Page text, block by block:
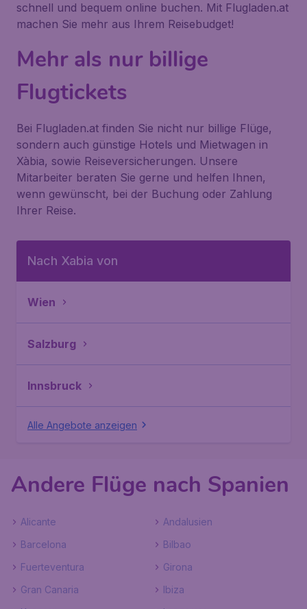
schnell und bequem online buchen. Mit Flugladen.at
machen Sie mehr aus Ihrem Reisebudget!
Mehr als nur billige
Flugtickets
Bei Flugladen.at finden Sie nicht nur billige Flüge,
sondern auch günstige Hotels und Mietwagen in
Xàbia, sowie Reiseversicherungen. Unsere
Mitarbeiter beraten Sie gerne und helfen Ihnen,
wenn gewünscht, bei der Buchung oder Zahlung
Ihrer Reise.
Nach Xabia von
Wien
Salzburg
Innsbruck
Alle Angebote anzeigen
Andere Flüge nach Spanien
Alicante
Andalusien
Barcelona
Bilbao
Fuerteventura
Girona
Gran Canaria
Ibiza